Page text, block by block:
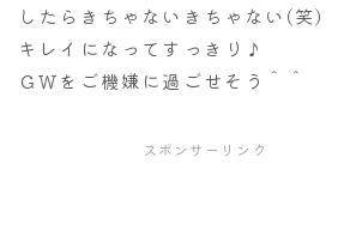
したらきちゃないきちゃない(笑)
キレイになってすっきり♪
ＧＷをご機嫌に過ごせそう＾＾
スポンサーリンク